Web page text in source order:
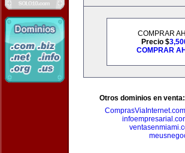
COMPRAR
Precio $
COMPRAR
Otros dominios en venta:
ComprasViaInternet.com